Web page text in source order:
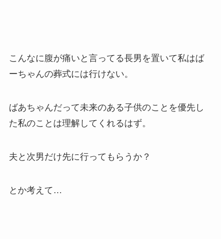
こんなに腹が痛いと言ってる長男を置いて私はば
ーちゃんの葬式には行けない。
ばあちゃんだって未来のある子供のことを優先し
た私のことは理解してくれるはず。
夫と次男だけ先に行ってもらうか？
とか考えて…